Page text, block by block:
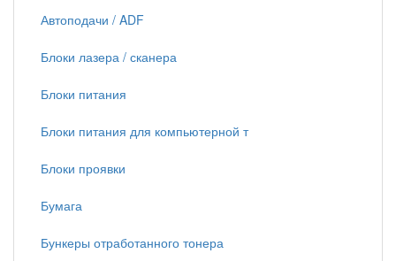
Автоподачи / ADF
Блоки лазера / сканера
Блоки питания
Блоки питания для компьютерной т
Блоки проявки
Бумага
Бункеры отработанного тонера